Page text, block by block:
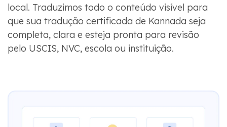
local. Traduzimos todo o conteúdo visível para
que sua tradução certificada de Kannada seja
completa, clara e esteja pronta para revisão
pelo USCIS, NVC, escola ou instituição.